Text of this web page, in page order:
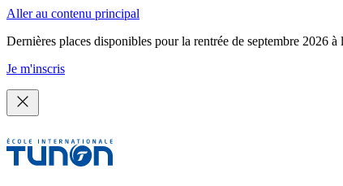
Aller au contenu principal
Dernières places disponibles pour la rentrée de septembre 2026
Je m'inscris